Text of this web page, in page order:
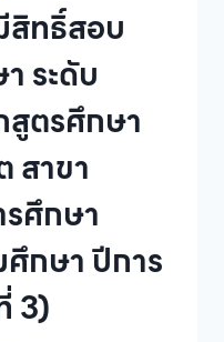
สิทธิ์สอบ
ระดับ
ตรศึกษา
สาขา
ศึกษา
กษา ปีการ
3)